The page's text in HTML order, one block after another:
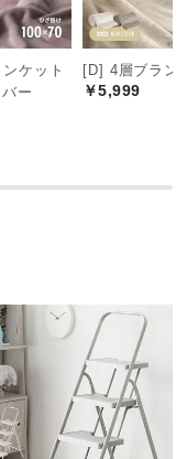
ケット
ー
[D] 4層ブラン
￥5,999